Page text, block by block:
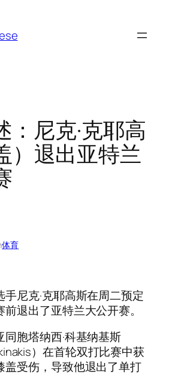
：尼克·克耶高
）退出亚特兰
体育
尼克·克耶高斯在周二预定
退出了亚特兰大公开赛。
同胞塔纳西·科基纳基斯
）在首轮双打比赛中获
盖受伤，导致他退出了单打